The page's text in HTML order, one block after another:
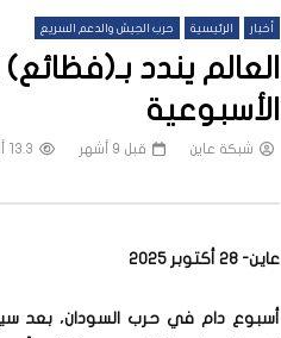
أخبار الرئيسية حرب الجيش والدعم السريع
العالم يندد
الأسبوعية
شبكة عاين قبل 9 أشهر 13.3 ألف
عاين- 28 أكتوبر 2025
أسبوع دام في حرب السودان، بعد